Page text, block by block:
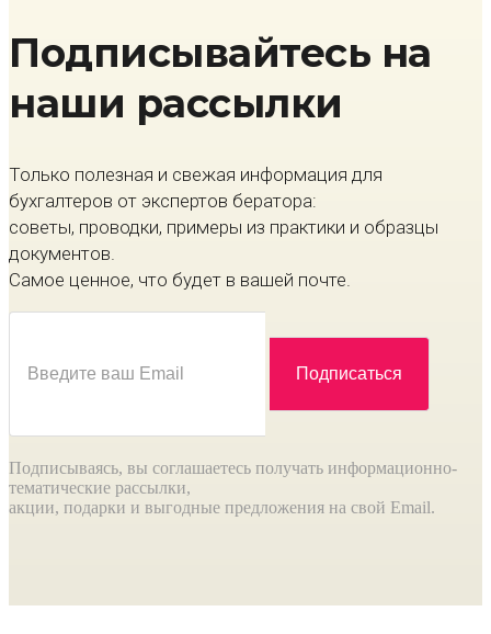
Подписывайтесь на
наши рассылки
Только полезная и свежая информация для
бухгалтеров от экспертов бератора:
советы, проводки, примеры из практики и образцы
документов.
Самое ценное, что будет в вашей почте.
Подписываясь, вы соглашаетесь получать информационно-
тематические рассылки,
акции, подарки и выгодные предложения на свой Email.